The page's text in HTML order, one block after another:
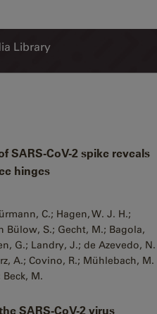
Library
SARS-CoV-2 spike reveals
hinges
C.; Hagen, W. J. H.;
Bülow, S.; Gecht, M.; Bagola,
G.; Landry, J.; de Azevedo, N.
A.; Covino, R.; Mühlebach, M.
M.
SARS-CoV-2 virus